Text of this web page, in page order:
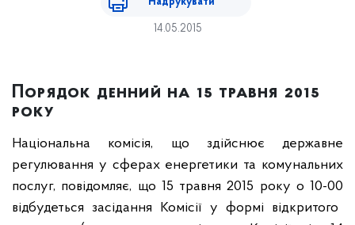
14.05.2015
Порядок денний на 15 травня 2015
року
Національна комісія, що здійснює державне
регулювання у сферах енергетики та комунальних
послуг, повідомляє, що 15 травня 2015 року о 10-00
відбудеться засідання Комісії у формі відкритого